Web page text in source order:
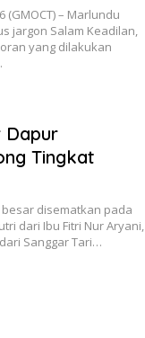
(GMOCT) – Marlundu
jargon Salam Keadilan,
yang dilakukan
Dapur
Tingkat
disematkan pada
dari Ibu Fitri Nur Aryani,
Sanggar Tari…